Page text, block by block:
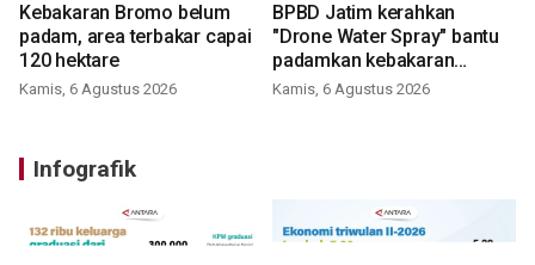
Kebakaran Bromo belum
padam, area terbakar capai
120 hektare
Kamis, 6 Agustus 2026
BPBD Jatim kerahkan
"Drone Water Spray" bantu
padamkan kebakaran
Bromo
Kamis, 6 Agustus 2026
Infografik